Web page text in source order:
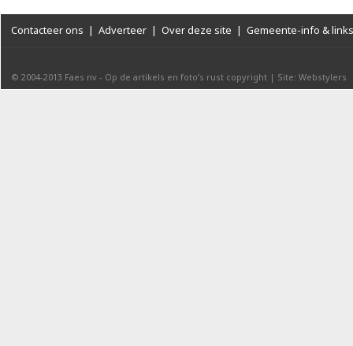
Contacteer ons | Adverteer | Over deze site | Gemeente-info & links
© 2004-2013 Faes nv - Op de artikels en foto’s rust copyright | Site: Webstylers